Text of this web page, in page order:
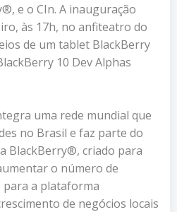
e o CIn. A inauguração
às 17h, no anfiteatro do
de um tablet BlackBerry
10 Dev Alphas
uma rede mundial que
no Brasil e faz parte do
BlackBerry®, criado para
o número de
para a plataforma
de negócios locais